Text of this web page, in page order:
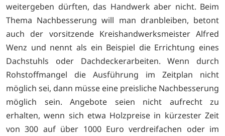
weitergeben dürften, das Handwerk aber nicht. Beim
Thema Nachbesserung will man dranbleiben, betont
auch der vorsitzende Kreishandwerksmeister Alfred
Wenz und nennt als ein Beispiel die Errichtung eines
Dachstuhls oder Dachdeckerarbeiten. Wenn durch
Rohstoffmangel die Ausführung im Zeitplan nicht
möglich sei, dann müsse eine preisliche Nachbesserung
möglich sein. Angebote seien nicht aufrecht zu
erhalten, wenn sich etwa Holzpreise in kürzester Zeit
von 300 auf über 1000 Euro verdreifachen oder im